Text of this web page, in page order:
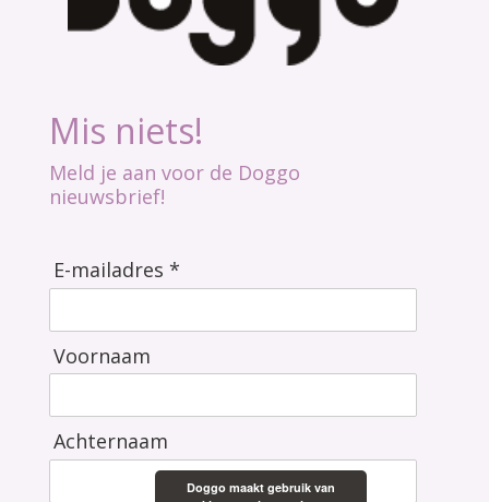
Mis niets!
Meld je aan voor de Doggo
nieuwsbrief!
E-mailadres *
Voornaam
Achternaam
Doggo maakt gebruik van